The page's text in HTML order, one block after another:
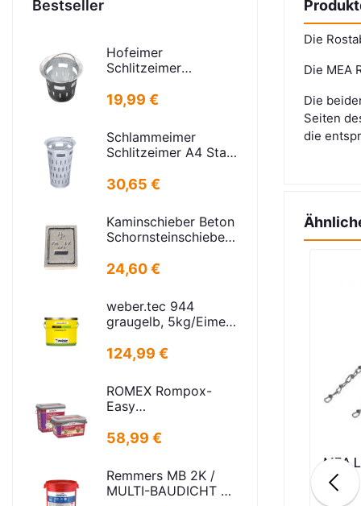
Bestseller
Hofeimer
Schlitzeimer
kurz
19,99 €
Schlammeimer
Schlitzeimer A4 Stahl
H=600mm
D=385mm
30,65 €
Kaminschieber Beton
Schornsteinschieber
Rahmenmaß:
21x30cm Deckel:
16,5x24,5cm
24,60 €
weber.tec 944
graugelb, 5kg/Eimer
124,99 €
ROMEX Rompox-
Easy
Sand-basalt 25kg
58,99 €
Remmers MB 2K /
MULTI-BAUDICHT 2K
Die
Die MEA
Die
Seiten
die
Rost Streckmetall
MEA